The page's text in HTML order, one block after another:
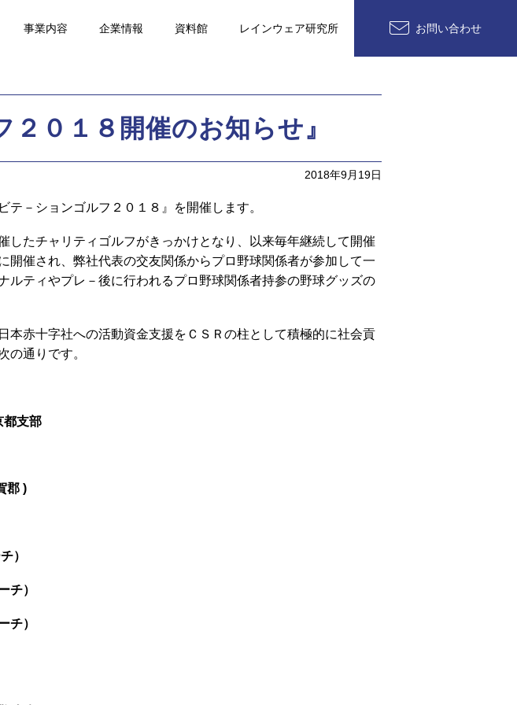
事業内容 企業情報 資料館 レインウェア研究所 お問い合わせ
０１８開催のお知らせ』
2018年9月19日
－ションゴルフ２０１８』を開催します。
たチャリティゴルフがきっかけとなり、以来毎年継続して開催
催され、弊社代表の交友関係からプロ野球関係者が参加して一
ティやプレ－後に行われるプロ野球関係者持参の野球グッズの
赤十字社への活動資金支援をＣＳＲの柱として積極的に社会貢
の通りです。
都支部
郡 )
）
チ）
チ）